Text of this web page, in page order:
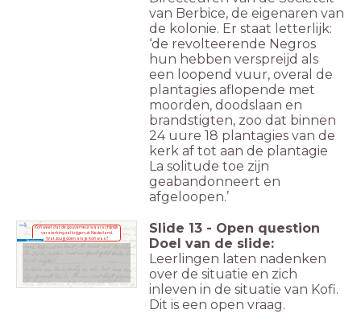
van Berbice, de eigenaren van
de kolonie. Er staat letterlijk:
‘de revolteerende Negros
hun hebben verspreijd als
een loopend vuur, overal de
plantagies aflopende met
moorden, doodslaan en
brandstigten, zoo dat binnen
24 uure 18 plantagies van de
kerk af tot aan de plantagie
La solitude toe zijn
geabandonneert en
afgeloopen.’
Kofi weet dat de gouverneur waarschijnlijk
versterking zal krijgen uit Nederland.
Wat zou jij doen als je Kofi was?
Beredeneer!
Slide 13 - Open question
Doel van de slide:
Leerlingen laten nadenken
over de situatie en zich
inleven in de situatie van Kofi.
Dit is een open vraag.